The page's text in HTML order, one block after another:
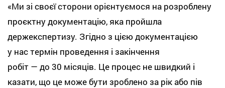
«Ми зі своєї сторони орієнтуємося на розроблену
проєктну документацію, яка пройшла
держекспертизу. Згідно з цією документацією
у нас термін проведення і закінчення
робіт — до 30 місяців. Це процес не швидкий і
казати, що це може бути зроблено за рік або пів